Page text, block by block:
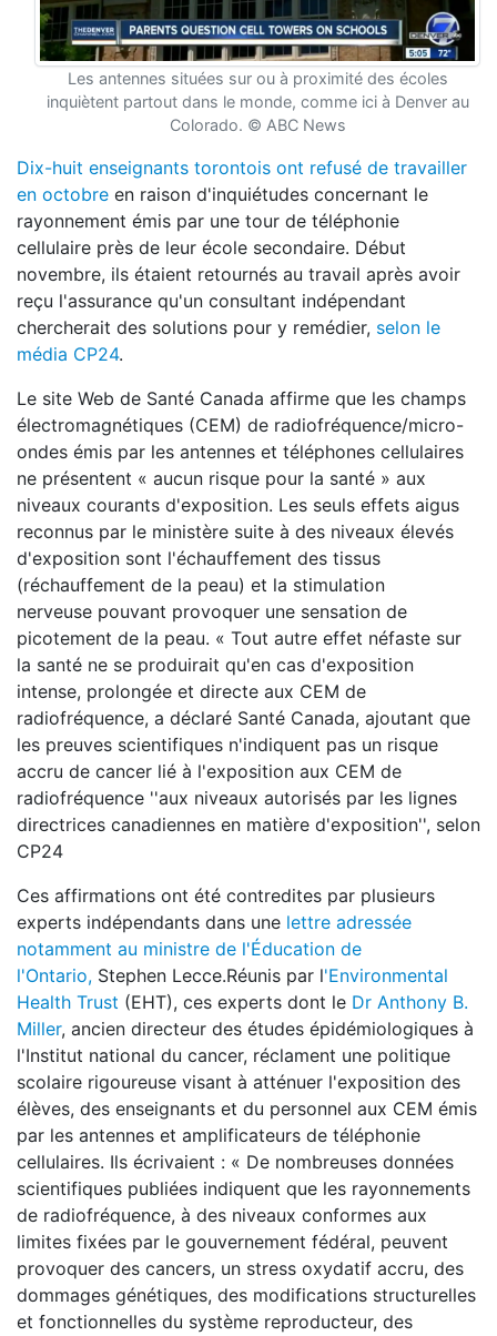
Les antennes situées sur ou à proximité des écoles
inquiètent partout dans le monde, comme ici à Denver au
Colorado. © ABC News
Dix-huit enseignants torontois ont refusé de travailler
en octobre en raison d'inquiétudes concernant le
rayonnement émis par une tour de téléphonie
cellulaire près de leur école secondaire. Début
novembre, ils étaient retournés au travail après avoir
reçu l'assurance qu'un consultant indépendant
chercherait des solutions pour y remédier, selon le
média CP24.
Le site Web de Santé Canada affirme que les champs
électromagnétiques (CEM) de radiofréquence/micro-
ondes émis par les antennes et téléphones cellulaires
ne présentent « aucun risque pour la santé » aux
niveaux courants d'exposition. Les seuls effets aigus
reconnus par le ministère suite à des niveaux élevés
d'exposition sont l'échauffement des tissus
(réchauffement de la peau) et la stimulation
nerveuse pouvant provoquer une sensation de
picotement de la peau. « Tout autre effet néfaste sur
la santé ne se produirait qu'en cas d'exposition
intense, prolongée et directe aux CEM de
radiofréquence, a déclaré Santé Canada, ajoutant que
les preuves scientifiques n'indiquent pas un risque
accru de cancer lié à l'exposition aux CEM de
radiofréquence ''aux niveaux autorisés par les lignes
directrices canadiennes en matière d'exposition'', selon
CP24
Ces affirmations ont été contredites par plusieurs
experts indépendants dans une lettre adressée
notamment au ministre de l'Éducation de
l'Ontario, Stephen Lecce.Réunis par l'Environmental
Health Trust (EHT), ces experts dont le Dr Anthony B.
Miller, ancien directeur des études épidémiologiques à
l'Institut national du cancer, réclament une politique
scolaire rigoureuse visant à atténuer l'exposition des
élèves, des enseignants et du personnel aux CEM émis
par les antennes et amplificateurs de téléphonie
cellulaires. Ils écrivaient : « De nombreuses données
scientifiques publiées indiquent que les rayonnements
de radiofréquence, à des niveaux conformes aux
limites fixées par le gouvernement fédéral, peuvent
provoquer des cancers, un stress oxydatif accru, des
dommages génétiques, des modifications structurelles
et fonctionnelles du système reproducteur, des